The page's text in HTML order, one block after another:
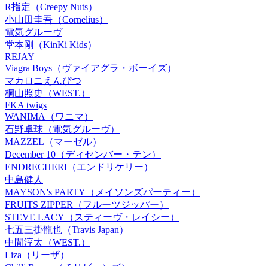
R指定（Creepy Nuts）
小山田圭吾（Cornelius）
電気グルーヴ
堂本剛（KinKi Kids）
REJAY
Viagra Boys（ヴァイアグラ・ボーイズ）
マカロニえんぴつ
桐山照史（WEST.）
FKA twigs
WANIMA（ワニマ）
石野卓球（電気グルーヴ）
MAZZEL（マーゼル）
December 10（ディセンバー・テン）
ENDRECHERI（エンドリケリー）
中島健人
MAYSON's PARTY（メイソンズパーティー）
FRUITS ZIPPER（フルーツジッパー）
STEVE LACY（スティーヴ・レイシー）
七五三掛龍也（Travis Japan）
中間淳太（WEST.）
Liza（リーザ）